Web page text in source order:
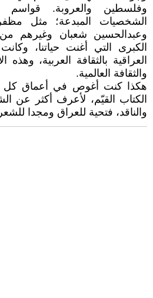
وفلسطين والعروبة.
الشخصيات المبدعة؛ مثل
وعبدالحسين شعبان وغيرهم من
الكبرى التي أغنت حياتنا،
العراقية بالثقافة العربية، وهذه
والثقافة العالمية.
هكذا كنت أغوص في أعماق كل
الكتاب القيّم، لأعرف أكثر عن
والناقد، فتحية للعراق ومجدا